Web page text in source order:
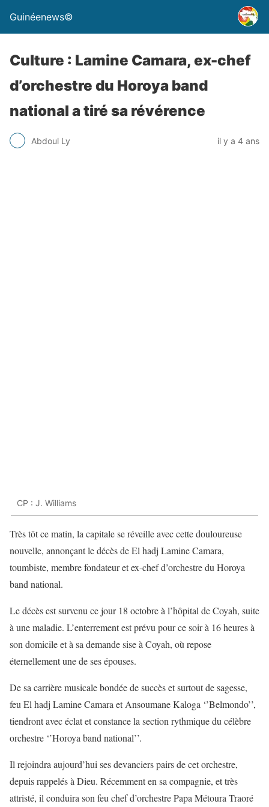
Guinéenews©
Culture : Lamine Camara, ex-chef
d’orchestre du Horoya band
national a tiré sa révérence
Abdoul Ly il y a 4 ans
CP : J. Williams
Très tôt ce matin, la capitale se réveille avec cette douloureuse
nouvelle, annonçant le décès de El hadj Lamine Camara,
toumbiste, membre fondateur et ex-chef d’orchestre du Horoya
band national.
Le décès est survenu ce jour 18 octobre à l’hôpital de Coyah, suite
à une maladie. L’enterrement est prévu pour ce soir à 16 heures à
son domicile et à sa demande sise à Coyah, où repose
éternellement une de ses épouses.
De sa carrière musicale bondée de succès et surtout de sagesse,
feu El hadj Lamine Camara et Ansoumane Kaloga ‘’Belmondo’’,
tiendront avec éclat et constance la section rythmique du célèbre
orchestre ‘’Horoya band national’’.
Il rejoindra aujourd’hui ses devanciers pairs de cet orchestre,
depuis rappelés à Dieu. Récemment en sa compagnie, et très
attristé, il conduira son feu chef d’orchestre Papa Métoura Traoré